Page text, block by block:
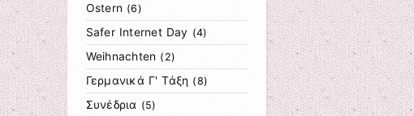
Ostern (6)
Safer Internet Day (4)
Weihnachten (2)
Γερμανικά Γ' Τάξη (8)
Συνέδρια (5)